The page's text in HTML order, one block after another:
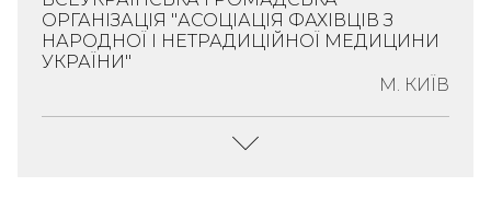
Віктор
Данилович;
20.04.2011
ЄДРПОУ:
Адреса: Україна, 77161, Івано-
Блюдники, Вулиця
Галицька, Будинок 20
ОРГАНІЗАЦІЯ "АСОЦІАЦІЯ ФАХІВЦІВ З
НАРОДНОЇ І НЕТРАДИЦІЙНОЇ МЕДИЦИНИ
УКРАЇНИ"
М. КИЇВ